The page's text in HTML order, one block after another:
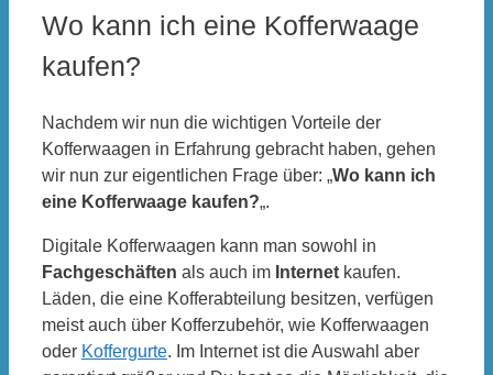
Wo kann ich eine Kofferwaage
kaufen?
Nachdem wir nun die wichtigen Vorteile der
Kofferwaagen in Erfahrung gebracht haben, gehen
wir nun zur eigentlichen Frage über: „Wo kann ich
eine Kofferwaage kaufen?„.
Digitale Kofferwaagen kann man sowohl in
Fachgeschäften als auch im Internet kaufen.
Läden, die eine Kofferabteilung besitzen, verfügen
meist auch über Kofferzubehör, wie Kofferwaagen
oder Koffergurte. Im Internet ist die Auswahl aber